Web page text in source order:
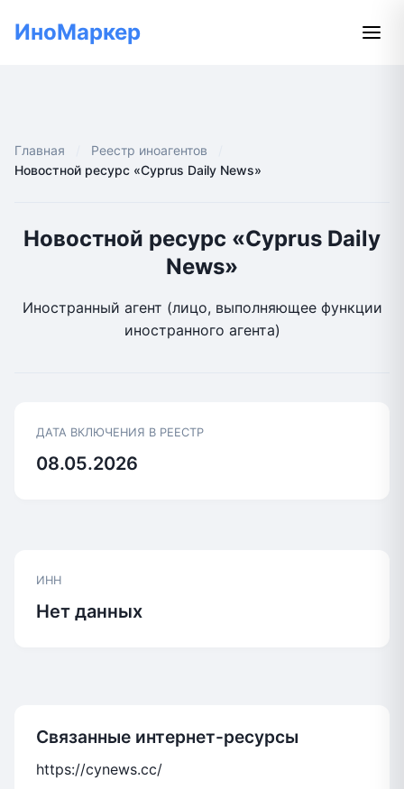
ИноМаркер
Главная
Реестр иноагентов
Новостной ресурс «Cyprus Daily News»
Новостной ресурс «Cyprus Daily
News»
Иностранный агент (лицо, выполняющее функции
иностранного агента)
ДАТА ВКЛЮЧЕНИЯ В РЕЕСТР
08.05.2026
ИНН
Нет данных
Связанные интернет-ресурсы
https://cynews.cc/